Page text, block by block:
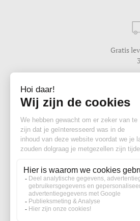
Gratis
Wij
van maandag tot
Contacteer ons